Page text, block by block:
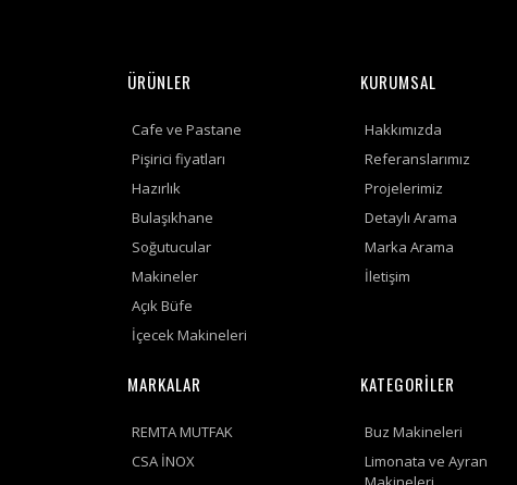
ÜRÜNLER
Cafe ve Pastane
Pişirici fiyatları
Hazırlık
Bulaşıkhane
Soğutucular
Makineler
Açık Büfe
İçecek Makineleri
KURUMSAL
Hakkımızda
Referanslarımız
Projelerimiz
Detaylı Arama
Marka Arama
İletişim
MARKALAR
REMTA MUTFAK
CSA İNOX
KATEGORİLER
Buz Makineleri
Limonata ve Ayran